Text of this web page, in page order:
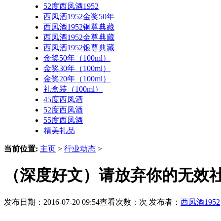
52度西凤酒1952
西凤酒1952金奖50年
西凤酒1952铜尊典藏
西凤酒1952金尊典藏
西凤酒1952银尊典藏
金奖50年（100ml）
金奖30年（100ml）
金奖20年（100ml）
礼盒装（100ml）
45度西凤酒
52度西凤酒
55度西凤酒
精美礼品
当前位置: 主页 > 行业动态 >
（深度好文）请放弃你的无效
发布日期：2016-07-20 09:54查看次数： 次 发布者： 西凤酒1952